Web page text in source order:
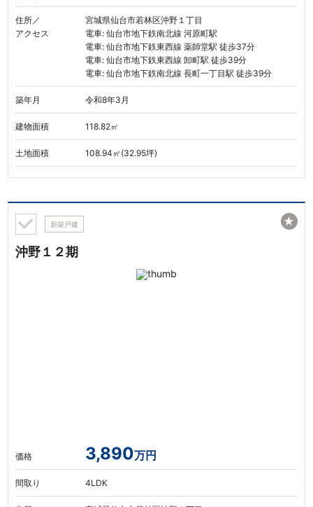
住所／
アクセス
宮城県仙台市若林区沖野１丁目
電車: 仙台市地下鉄南北線 河原町駅
電車: 仙台市地下鉄東西線 薬師堂駅 徒歩37分
電車: 仙台市地下鉄東西線 卸町駅 徒歩39分
電車: 仙台市地下鉄南北線 長町一丁目駅 徒歩39分
築年月 令和8年3月
建物面積 118.82㎡
土地面積 108.94㎡(32.95坪)
新築戸建
沖野１２期
価格 3,890万円
間取り 4LDK
★